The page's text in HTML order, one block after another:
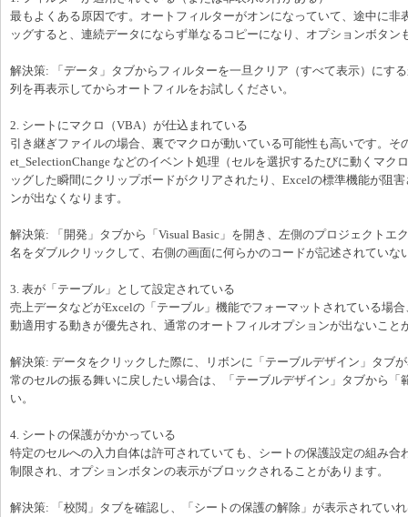
最もよくある原因です。オートフィルターがオンになっていて、途中に非
ッグすると、連続データにならず単なるコピーになり、オプションボタン
解決策: 「データ」タブからフィルターを一旦クリア（すべて表示）にす
列を再表示してからオートフィルをお試しください。
2. シートにマクロ（VBA）が仕込まれている
引き継ぎファイルの場合、裏でマクロが動いている可能性も高いです。そ
et_SelectionChange などのイベント処理（セルを選択するたびに動くマク
ッグした瞬間にクリップボードがクリアされたり、Excelの標準機能が阻
ンが出なくなります。
解決策: 「開発」タブから「Visual Basic」を開き、左側のプロジェクトエ
名をダブルクリックして、右側の画面に何らかのコードが記述されていな
3. 表が「テーブル」として設定されている
売上データなどがExcelの「テーブル」機能でフォーマットされている場
動適用する動きが優先され、通常のオートフィルオプションが出ないこと
解決策: データをクリックした際に、リボンに「テーブルデザイン」タブ
常のセルの振る舞いに戻したい場合は、「テーブルデザイン」タブから「
い。
4. シートの保護がかかっている
特定のセルへの入力自体は許可されていても、シートの保護設定の組み合
制限され、オプションボタンの表示がブロックされることがあります。
解決策: 「校閲」タブを確認し、「シートの保護の解除」が表示されてい